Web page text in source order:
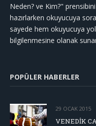
Neden? ve Kim?"
hazırlarken okuyucuya
sayede hem okuyucuya
bilgilenmesine olanak
POPÜLER HABERLER
29 OCAK 2015
VENEDİK